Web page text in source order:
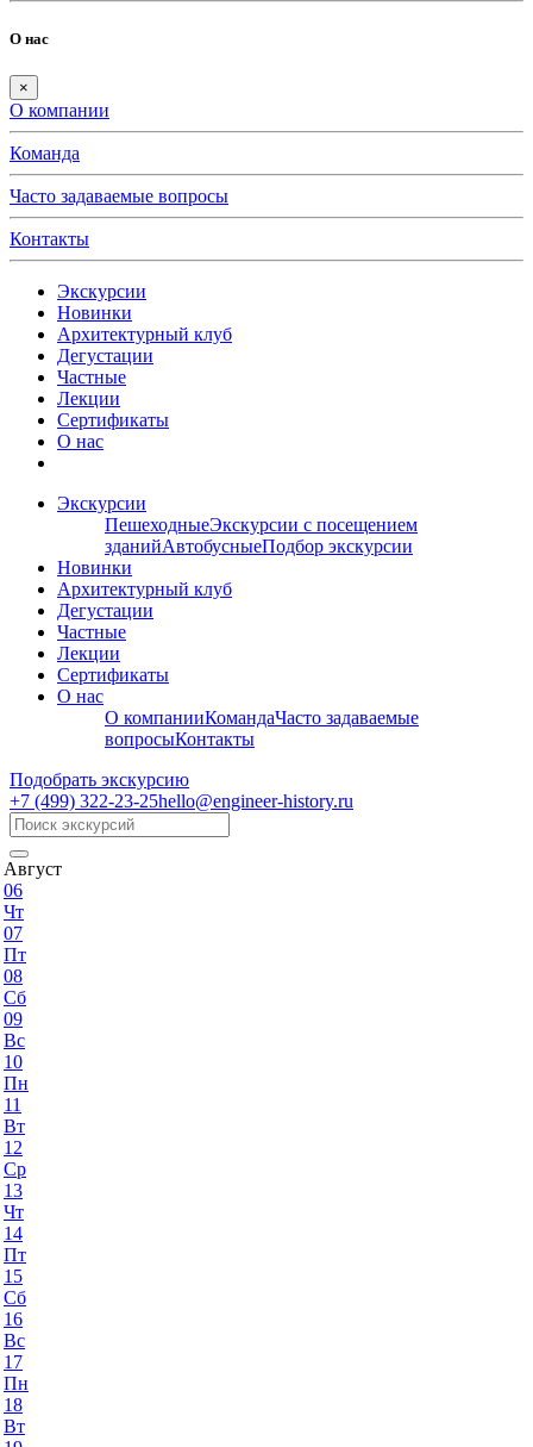
О нас
×
О компании
Команда
Часто задаваемые вопросы
Контакты
Экскурсии
Новинки
Архитектурный клуб
Дегустации
Частные
Лекции
Сертификаты
О нас
Экскурсии
ПешеходныеЭкскурсии с посещением
зданийАвтобусныеПодбор экскурсии
Новинки
Архитектурный клуб
Дегустации
Частные
Лекции
Сертификаты
О нас
О компанииКомандаЧасто задаваемые
вопросыКонтакты
Подобрать экскурсию
+7 (499) 322-23-25hello@engineer-history.ru
Август
06
Чт
07
Пт
08
Сб
09
Вс
10
Пн
11
Вт
12
Ср
13
Чт
14
Пт
15
Сб
16
Вс
17
Пн
18
Вт